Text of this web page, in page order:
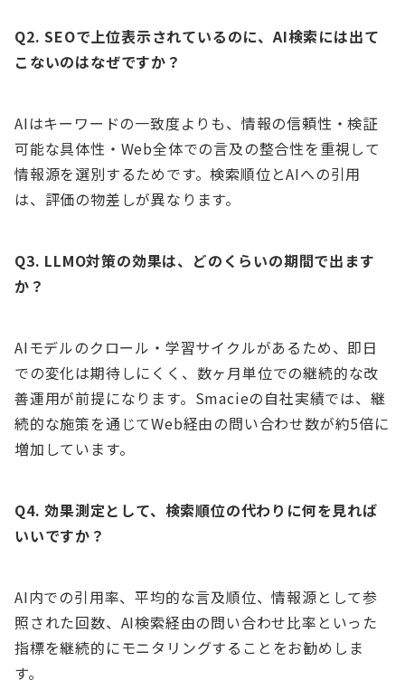
Q2. SEOで上位表示されているのに、AI検索には出て
こないのはなぜですか？
AIはキーワードの一致度よりも、情報の信頼性・検証
可能な具体性・Web全体での言及の整合性を重視して
情報源を選別するためです。検索順位とAIへの引用
は、評価の物差しが異なります。
Q3. LLMO対策の効果は、どのくらいの期間で出ます
か？
AIモデルのクロール・学習サイクルがあるため、即日
での変化は期待しにくく、数ヶ月単位での継続的な改
善運用が前提になります。Smacieの自社実績では、継
続的な施策を通じてWeb経由の問い合わせ数が約5倍に
増加しています。
Q4. 効果測定として、検索順位の代わりに何を見れば
いいですか？
AI内での引用率、平均的な言及順位、情報源として参
照された回数、AI検索経由の問い合わせ比率といった
指標を継続的にモニタリングすることをお勧めしま
す。